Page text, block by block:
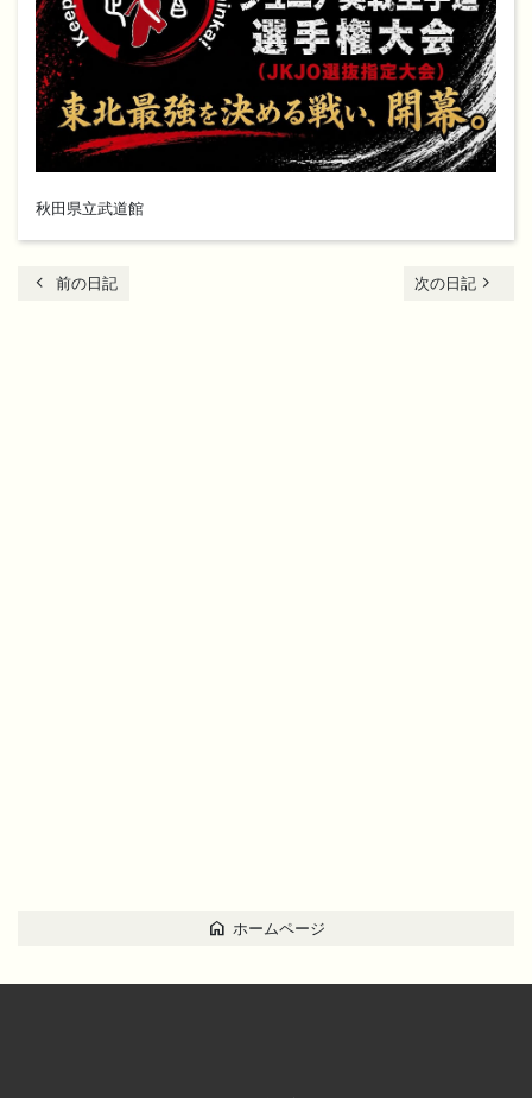
秋田県立武道館
chevron_left 前の日記 次の日記 navigate_next
home ホームページ